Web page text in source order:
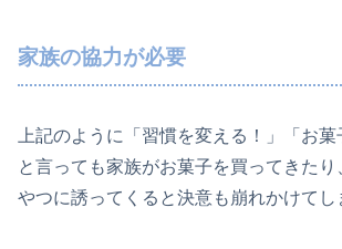
家族の協力が必要
上記のように「習慣を変える！」「お菓
と言っても家族がお菓子を買ってきた
やつに誘ってくると決意も崩れかけてし